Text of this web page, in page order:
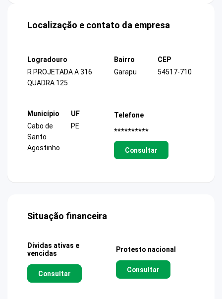
Localização e contato da empresa
Logradouro
R PROJETADA A 316
QUADRA 125
Bairro
Garapu
CEP
54517-710
Município
Cabo de
Santo
Agostinho
UF
PE
Telefone
**********
Consultar
Situação financeira
Dívidas ativas e
vencidas
Consultar
Protesto nacional
Consultar